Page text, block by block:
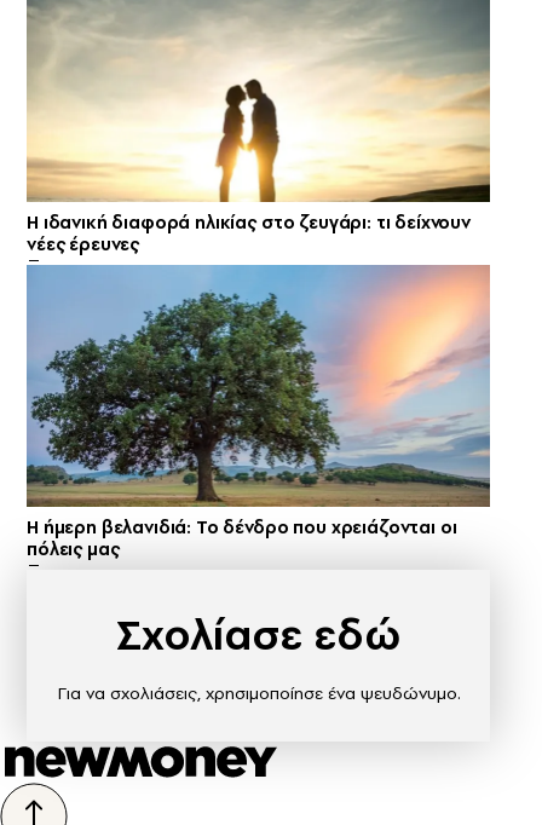
Η ιδανική διαφορά ηλικίας στο ζευγάρι: τι δείχνουν
νέες έρευνες
Η ήμερη βελανιδιά: Το δένδρο που χρειάζονται οι
πόλεις μας
Σχολίασε εδώ
Για να σχολιάσεις, χρησιμοποίησε ένα ψευδώνυμο.